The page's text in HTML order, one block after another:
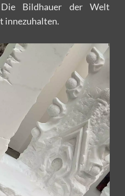
Bildhauer der Welt
innezuhalten.